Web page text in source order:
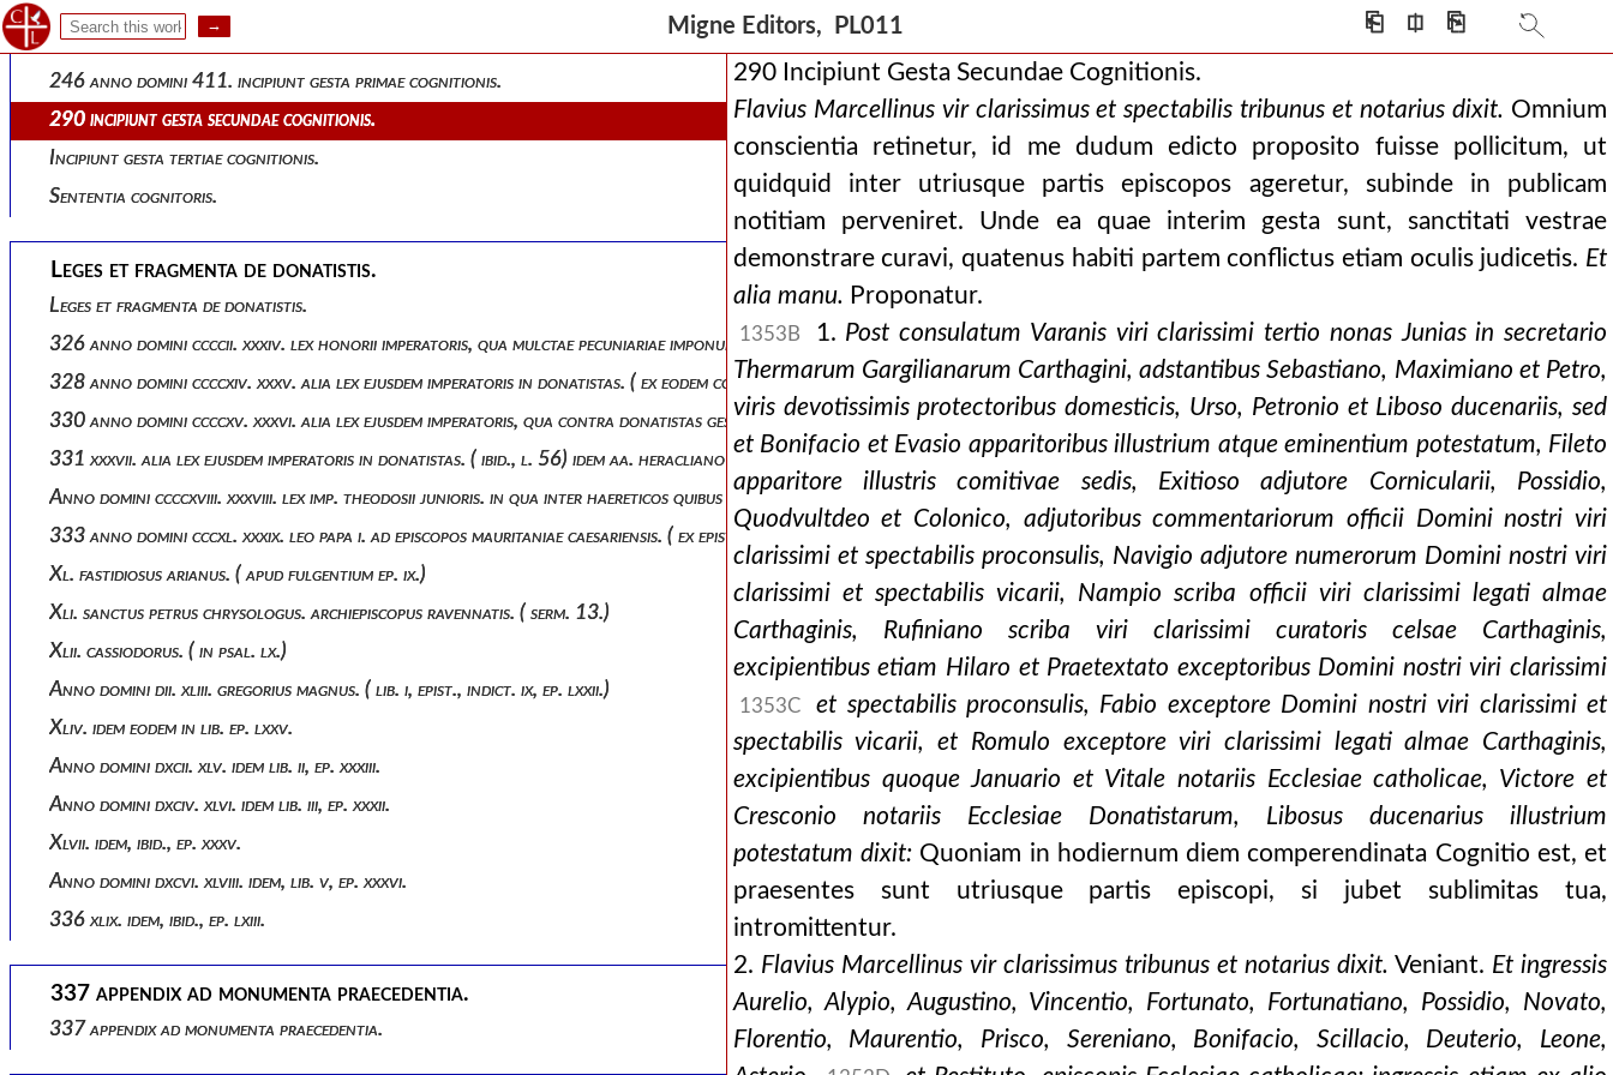
Migne Editors, PL011 ⎗ ⎅ ⎘
Huc usque gesta. reliqua desunt.
246 anno domini 411. incipiunt gesta primae cognitionis.
290 incipiunt gesta secundae cognitionis.
Incipiunt gesta tertiae cognitionis.
Sententia cognitoris.
Leges et fragmenta de donatistis.
Leges et fragmenta de donatistis.
326 anno domini ccccii. xxxiv. lex honorii imperatoris, qua mulctae pecuniariae imponuntur donatistis. ( ex cod. theod., tit. de haereticis, l. 52). i
328 anno domini ccccxiv. xxxv. alia lex ejusdem imperatoris in donatistas. ( ex eodem cod., ibid., l. 54.). idem aa. juliano proc. africae.
330 anno domini ccccxv. xxxvi. alia lex ejusdem imperatoris, qua contra donatistas gesta anno 411, sub marcellino cognitore eo quamlibet mortuo et inv
331 xxxvii. alia lex ejusdem imperatoris in donatistas. ( ibid., l. 56) idem aa. heracliano com. afric.
Anno domini ccccxviii. xxxviii. lex imp. theodosii junioris. in qua inter haereticos quibus nusquam in romano solo conveniendi orandique locus relinqu
333 anno domini cccxl. xxxix. leo papa i. ad episcopos mauritaniae caesariensis. ( ex epistola prima ).
Xl. fastidiosus arianus. ( apud fulgentium ep. ix.)
Xli. sanctus petrus chrysologus. archiepiscopus ravennatis. ( serm. 13.)
Xlii. cassiodorus. ( in psal. lx.)
Anno domini dii. xliii. gregorius magnus. ( lib. i, epist., indict. ix, ep. lxxii.)
Xliv. idem eodem in lib. ep. lxxv.
Anno domini dxcii. xlv. idem lib. ii, ep. xxxiii.
Anno domini dxciv. xlvi. idem lib. iii, ep. xxxii.
Xlvii. idem, ibid., ep. xxxv.
Anno domini dxcvi. xlviii. idem, lib. v, ep. xxxvi.
336 xlix. idem, ibid., ep. lxiii.
337 appendix ad monumenta praecedentia.
337 appendix ad monumenta praecedentia.
290 Incipiunt Gesta Secundae Cognitionis.
Flavius Marcellinus vir clarissimus et spectabilis tribunus et notarius dixit. Omnium
conscientia retinetur, id me dudum edicto proposito fuisse pollicitum, ut
quidquid inter utriusque partis episcopos ageretur, subinde in publicam
notitiam perveniret. Unde ea quae interim gesta sunt, sanctitati vestrae
demonstrare curavi, quatenus habiti partem conflictus etiam oculis judicetis. Et
alia manu. Proponatur.
1353B 1. Post consulatum Varanis viri clarissimi tertio nonas Junias in secretario
Thermarum Gargilianarum Carthagini, adstantibus Sebastiano, Maximiano et Petro,
viris devotissimis protectoribus domesticis, Urso, Petronio et Liboso ducenariis, sed
et Bonifacio et Evasio apparitoribus illustrium atque eminentium potestatum, Fileto
apparitore illustris comitivae sedis, Exitioso adjutore Cornicularii, Possidio,
Quodvultdeo et Colonico, adjutoribus commentariorum officii Domini nostri viri
clarissimi et spectabilis proconsulis, Navigio adjutore numerorum Domini nostri viri
clarissimi et spectabilis vicarii, Nampio scriba officii viri clarissimi legati almae
Carthaginis, Rufiniano scriba viri clarissimi curatoris celsae Carthaginis,
excipientibus etiam Hilaro et Praetextato exceptoribus Domini nostri viri clarissimi
1353C
et spectabilis proconsulis, Fabio exceptore Domini nostri viri clarissimi et
spectabilis vicarii, et Romulo exceptore viri clarissimi legati almae Carthaginis,
excipientibus quoque Januario et Vitale notariis Ecclesiae catholicae, Victore et
Cresconio notariis Ecclesiae Donatistarum, Libosus ducenarius illustrium
potestatum dixit: Quoniam in hodiernum diem comperendinata Cognitio est, et
praesentes sunt utriusque partis episcopi, si jubet sublimitas tua,
intromittentur.
2. Flavius Marcellinus vir clarissimus tribunus et notarius dixit. Veniant. Et ingressis
Aurelio, Alypio, Augustino, Vincentio, Fortunato, Fortunatiano, Possidio, Novato,
Florentio, Maurentio, Prisco, Sereniano, Bonifacio, Scillacio, Deuterio, Leone,